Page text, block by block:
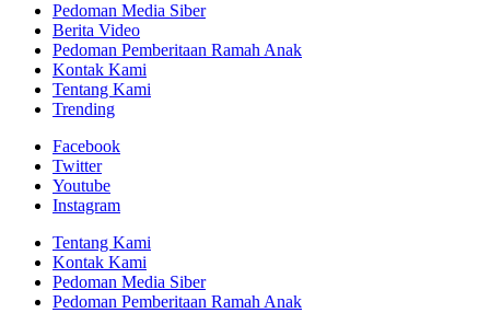
Pedoman Media Siber
Berita Video
Pedoman Pemberitaan Ramah Anak
Kontak Kami
Tentang Kami
Trending
Facebook
Twitter
Youtube
Instagram
Tentang Kami
Kontak Kami
Pedoman Media Siber
Pedoman Pemberitaan Ramah Anak